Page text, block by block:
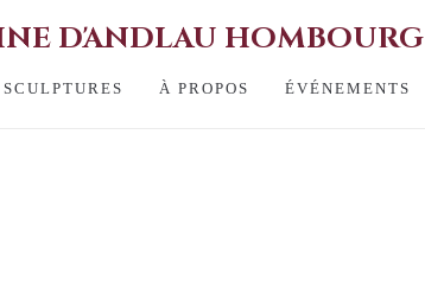
D'ANDLAU HOMBOURG
SCULPTURES À PROPOS ÉVÉNEMENTS